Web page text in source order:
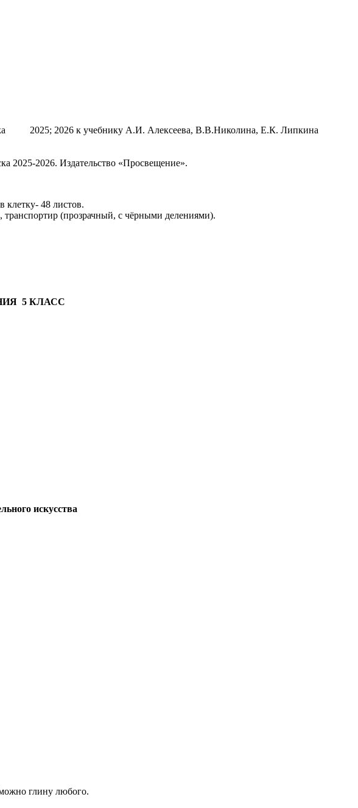
2025; 2026 к учебнику А.И. Алексеева, В.В.Николина, Е.К. Липкина
2025-2026. Издательство «Просвещение».
клетку- 48 листов.
транспортир (прозрачный, с чёрными делениями).
5 КЛАСС
искусства
глину любого.